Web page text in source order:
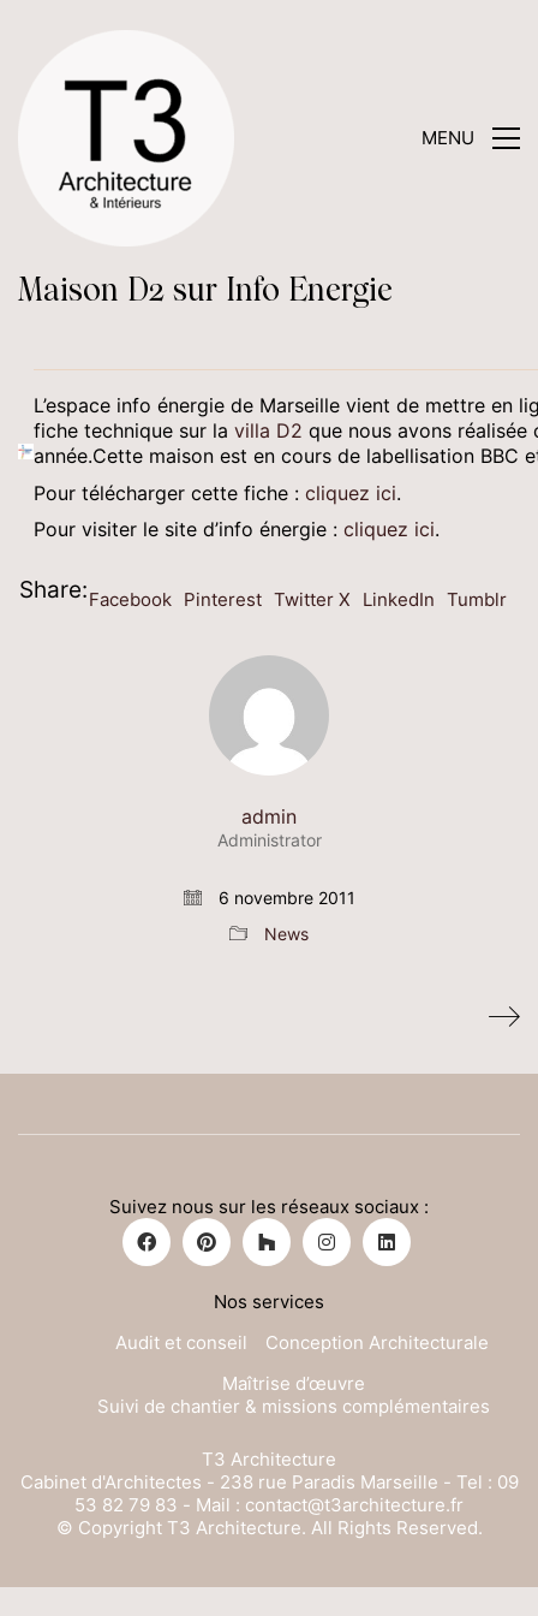
MENU
Maison D2 sur Info Energie
L’espace info énergie de Marseille vient de mettre en
fiche technique sur la villa D2 que nous avons réalisée
année.Cette maison est en cours de labellisation BBC
Pour télécharger cette fiche : cliquez ici.
Pour visiter le site d’info énergie : cliquez ici.
Share:Facebook Pinterest Twitter X LinkedIn Tumblr
admin
Administrator
6 novembre 2011
News
Suivez nous sur les réseaux sociaux :
Nos services
Audit et conseil
Conception Architecturale
Maîtrise d’œuvre
Suivi de chantier & missions complémentaires
T3 Architecture
Cabinet d'Architectes - 238 rue Paradis Marseille - Tel : 09
53 82 79 83 - Mail : contact@t3architecture.fr
© Copyright T3 Architecture. All Rights Reserved.